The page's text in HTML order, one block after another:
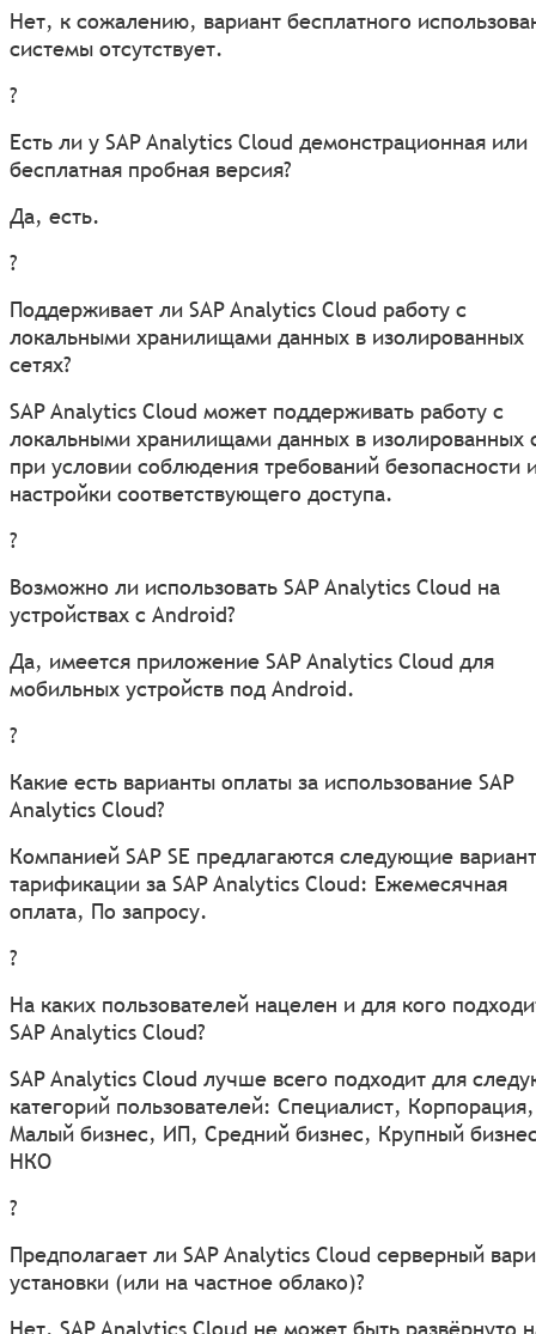
Нет, к сожалению, вариант бесплатного
системы отсутствует.
?
Есть ли у SAP Analytics Cloud демонстрационная или
бесплатная пробная версия?
Да, есть.
?
Поддерживает ли SAP Analytics Cloud работу с
локальными хранилищами данных в изолированных
сетях?
SAP Analytics Cloud может поддерживать работу с
локальными хранилищами данных в изолированных
при условии соблюдения требований безопасности
настройки соответствующего доступа.
?
Возможно ли использовать SAP Analytics Cloud на
устройствах с Android?
Да, имеется приложение SAP Analytics Cloud для
мобильных устройств под Android.
?
Какие есть варианты оплаты за использование SAP
Analytics Cloud?
Компанией SAP SE предлагаются следующие
тарификации за SAP Analytics Cloud: Ежемесячная
оплата, По запросу.
?
На каких пользователей нацелен и для кого
SAP Analytics Cloud?
SAP Analytics Cloud лучше всего подходит для
категорий пользователей: Специалист, Корпорация,
Малый бизнес, ИП, Средний бизнес, Крупный
НКО
?
Предполагает ли SAP Analytics Cloud серверный
установки (или на частное облако)?